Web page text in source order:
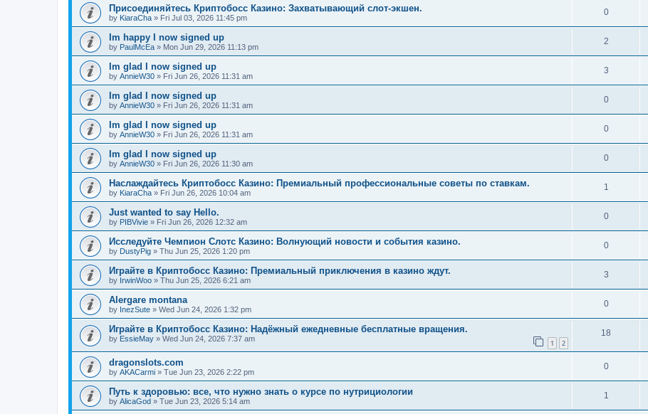
Присоединяйтесь Криптобосс Казино: Захватывающий слот-экшен.
by KiaraCha » Fri Jul 03, 2026 11:45 pm
0
Im happy I now signed up
by PaulMcEa » Mon Jun 29, 2026 11:13 pm
2
Im glad I now signed up
by AnnieW30 » Fri Jun 26, 2026 11:31 am
3
Im glad I now signed up
by AnnieW30 » Fri Jun 26, 2026 11:31 am
0
Im glad I now signed up
by AnnieW30 » Fri Jun 26, 2026 11:31 am
0
Im glad I now signed up
by AnnieW30 » Fri Jun 26, 2026 11:30 am
0
Наслаждайтесь Криптобосс Казино: Премиальный профессиональные советы по ставкам.
by KiaraCha » Fri Jun 26, 2026 10:04 am
1
Just wanted to say Hello.
by PIBVivie » Fri Jun 26, 2026 12:32 am
0
Исследуйте Чемпион Слотс Казино: Волнующий новости и события казино.
by DustyPig » Thu Jun 25, 2026 1:20 pm
0
Играйте в Криптобосс Казино: Премиальный приключения в казино ждут.
by IrwinWoo » Thu Jun 25, 2026 6:21 am
3
Alergare montana
by InezSute » Wed Jun 24, 2026 1:32 pm
0
Играйте в Криптобосс Казино: Надёжный ежедневные бесплатные вращения.
by EssieMay » Wed Jun 24, 2026 7:37 am 1 2
18
dragonslots.com
by AKACarmi » Tue Jun 23, 2026 2:22 pm
0
Путь к здоровью: все, что нужно знать о курсе по нутрициологии
by AlicaGod » Tue Jun 23, 2026 5:14 am
1